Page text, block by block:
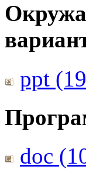
ppt
doc